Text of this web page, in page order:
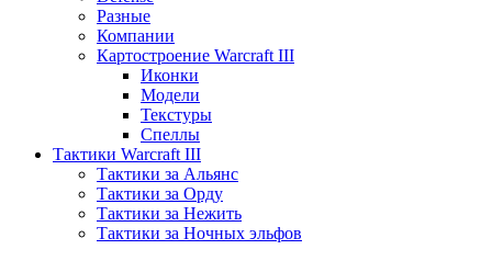
Разные
Компании
Картостроение Warcraft III
Иконки
Модели
Текстуры
Спеллы
Тактики Warcraft III
Тактики за Альянс
Тактики за Орду
Тактики за Нежить
Тактики за Ночных эльфов